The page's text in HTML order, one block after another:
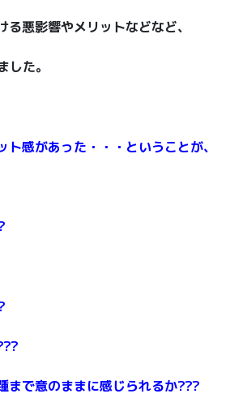
悪影響やメリットなどなど、
た。
感があった・・・ということが、
まで意のままに感じられるか???